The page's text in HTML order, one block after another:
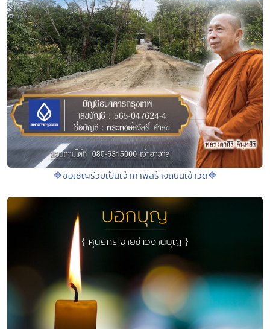
🔷ขอเชิญร่วมเป็นเจ้าภาพสร้างถนนเข้าวัด🔷